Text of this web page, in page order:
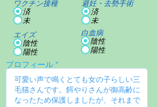
ワクチン接種
済
未
エイズ
陰性
陽性
避妊・去勢手術
済
未
白血病
陰性
陽性
プロフィール